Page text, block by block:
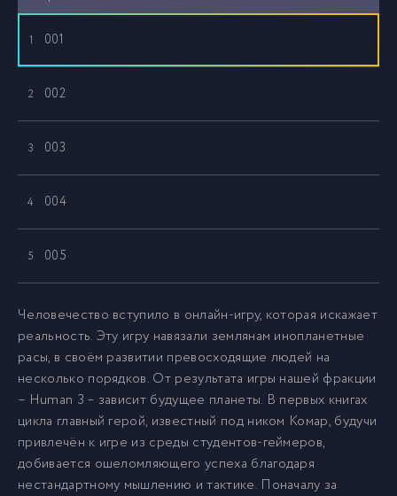
1 001
2 002
3 003
4 004
5 005
6 006
7 007
8 008
9 009
Человечество вступило в онлайн-игру, которая искажает
реальность. Эту игру навязали землянам инопланетные
расы, в своём развитии превосходящие людей на
несколько порядков. От результата игры нашей фракции
– Human 3 – зависит будущее планеты. В первых книгах
цикла главный герой, известный под ником Комар, будучи
привлечён к игре из среды студентов-геймеров,
добивается ошеломляющего успеха благодаря
нестандартному мышлению и тактике. Поначалу за